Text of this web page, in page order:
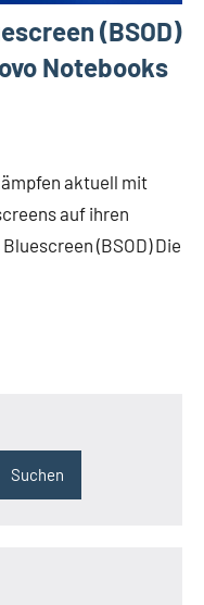
(BSOD)
Notebooks
aktuell mit
auf ihren
(BSOD) Die
Suchen